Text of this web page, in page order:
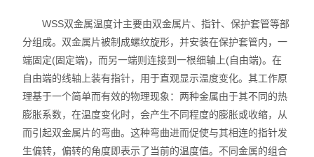
泵阀机电产品
WSS双金属温度计主要由双金属片、指针、保护套管等部
分组成。双金属片被制成螺纹旋形，并安装在保护套管内，一
端固定(固定端)，而另一端则连接到一根细轴上(自由端)。在
自由端的线轴上装有指针，用于直观显示温度变化。其工作原
理基于一个简单而有效的物理现象：两种金属由于其不同的热
膨胀系数，在温度变化时，会产生不同程度的膨胀或收缩，从
而引起双金属片的弯曲。这种弯曲进而促使与其相连的指针发
生偏转，偏转的角度即表示了当前的温度值。不同金属的组合